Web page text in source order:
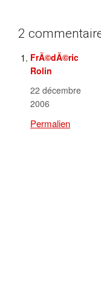
2
FrÃ©dÃ©ric
Rolin
22 décembre
2006
Permalien